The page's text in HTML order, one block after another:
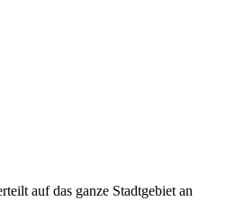
auf das ganze Stadtgebiet an